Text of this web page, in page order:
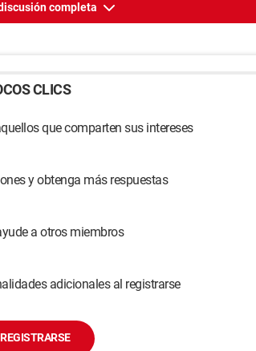
completa
CLICS
que comparten sus intereses
y obtenga más respuestas
a otros miembros
adicionales al registrarse
REGISTRARSE